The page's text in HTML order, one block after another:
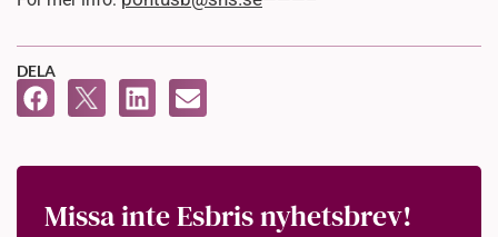
DELA
Missa inte Esbris nyhetsbrev!